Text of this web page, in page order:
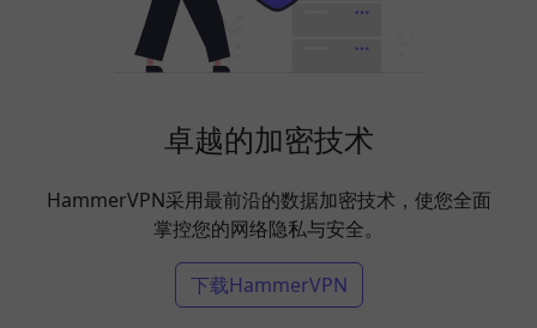
卓越的加密技术
HammerVPN采用最前沿的数据加密技术，使您全面
掌控您的网络隐私与安全。
下载HammerVPN